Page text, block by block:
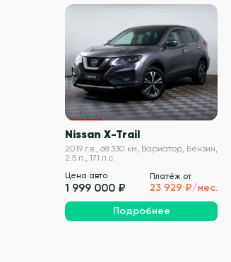
VIN проверен
Nissan X-Trail
2019 г.в., 68 330 км, Вариатор, Бензин,
2.5 л., 171 л.с.
Цена авто
1 999 000 ₽
Платёж от
23 929 ₽/мес.
Подробнее